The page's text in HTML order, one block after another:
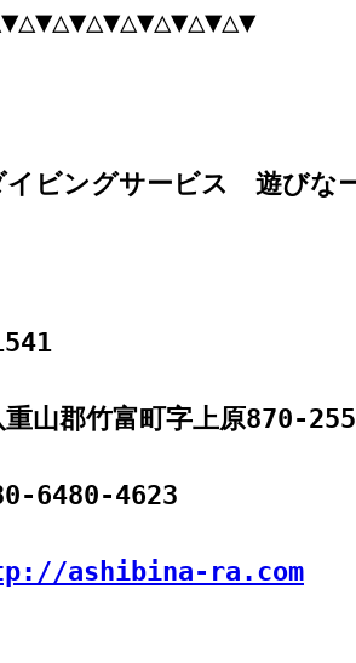
イビングサービス 遊びな
重山郡竹富町字上原870-
6480-4623
ashibina-ra.com